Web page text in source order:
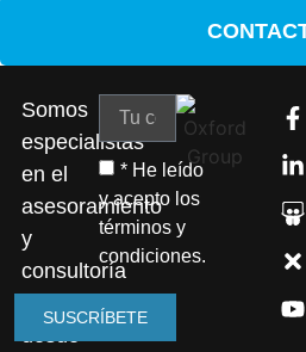
Somos
especialistas
en el
asesoramiento
y
consultoría
empresarial
desde
* He leído
y acepto los
términos y
condiciones.
SUSCRÍBETE